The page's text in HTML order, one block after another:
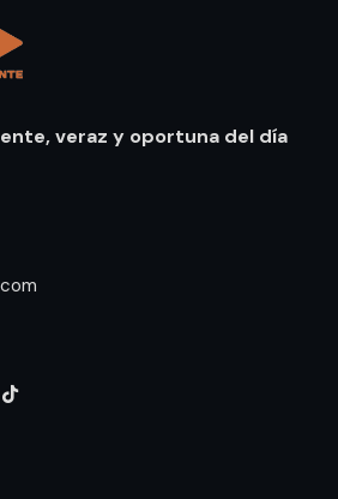
veraz y oportuna del día